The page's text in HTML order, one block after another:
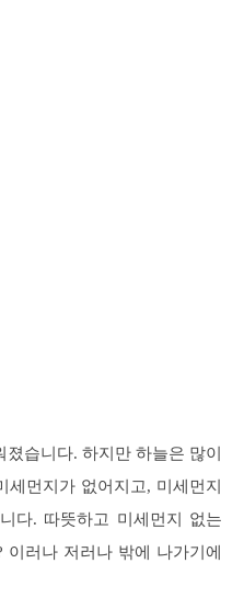
습니다. 하지만 하늘은 많이
먼지가 없어지고, 미세먼지
다. 따뜻하고 미세먼지 없는
러나 저러나 밖에 나가기에